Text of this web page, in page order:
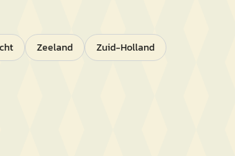
Zeeland Zuid-Holland